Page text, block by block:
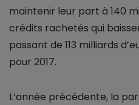
maintenir leur part à 140
crédits rachetés qui
passant de 113 milliards
pour 2017.
L’année précédente, la